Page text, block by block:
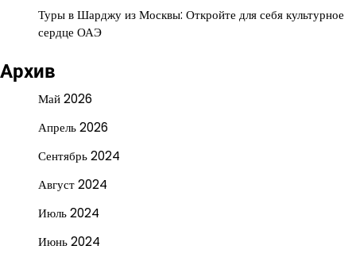
Туры в Шарджу из Москвы: Откройте для себя культурное
сердце ОАЭ
Архив
Май 2026
Апрель 2026
Сентябрь 2024
Август 2024
Июль 2024
Июнь 2024